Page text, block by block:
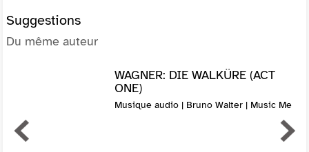
Suggestions
Du même auteur
WAGNER: DIE WALKÜRE (ACT
ONE)
Musique audio | Bruno Walter | Music Me